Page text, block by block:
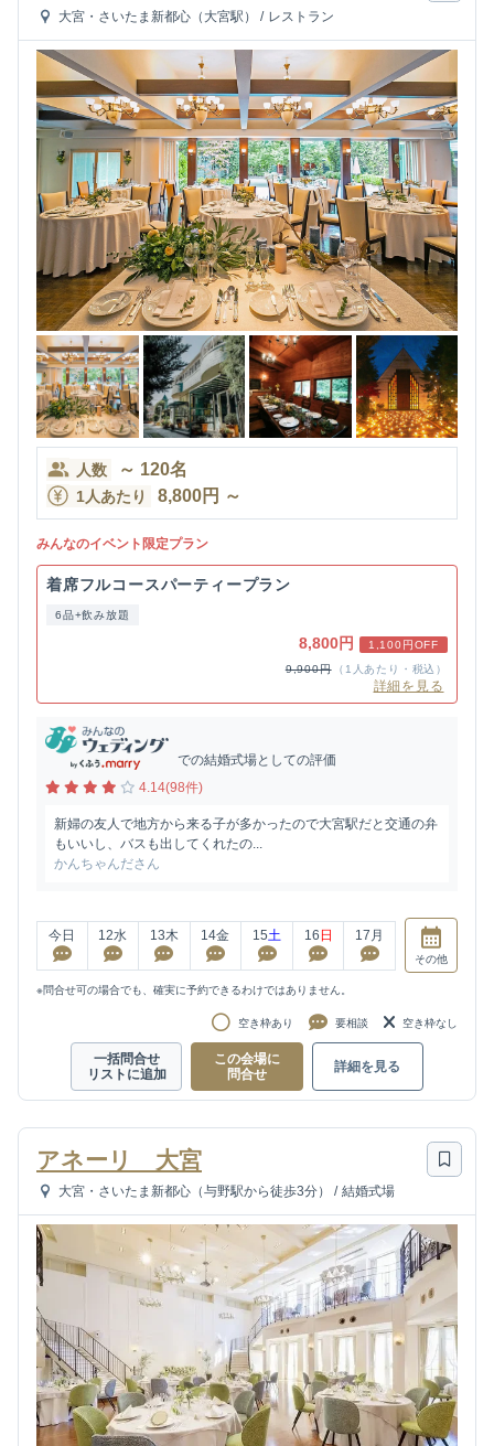
大宮・さいたま新都心（大宮駅） / レストラン
人数 ～ 120名
1人あたり 8,800円 ～
みんなのイベント限定プラン
着席フルコースパーティープラン
6品+飲み放題
8,800円
1,100円OFF
9,900円
（1人あたり・税込）
詳細を見る
での結婚式場としての評価
4.14(98件)
新婦の友人で地方から来る子が多かったので大宮駅だと交通の弁
もいいし、バスも出してくれたの...
かんちゃんださん
今日 12水 13木 14金 15土 16 日 17 月
その他
※問合せ可の場合でも、確実に予約できるわけではありません。
空き枠あり 要相談 空き枠なし
一括問合せ
リストに追加
この会場に
問合せ
詳細を見る
アネーリ 大宮
大宮・さいたま新都心（与野駅から徒歩3分） / 結婚式場